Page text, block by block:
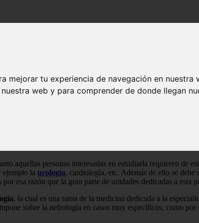
mejorar tu experiencia de navegación en
web y para comprender de donde llegan
que afecten a los riñones. Su nombre deriva de griego
aquellas personas interesadas en estudiarla requieren de
ejemplo la urología, cardiología, etc. Además de ello se
por esa razón que la gran parte de unidades dedicadas a
, la cual es una rama de la medicina dedicada a la
sobre la nefrología en casos muy específicos, como por